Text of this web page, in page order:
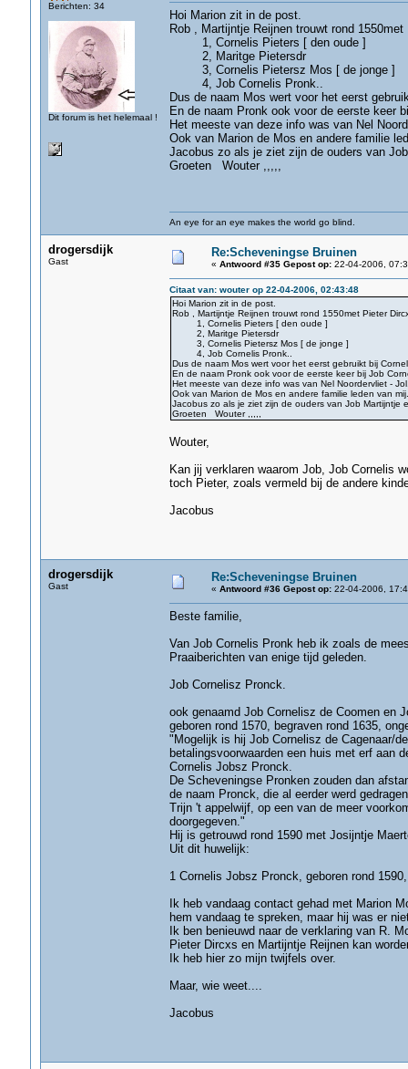
Berichten: 34
Dit forum is het helemaal !
Hoi Marion zit in de post.
Rob , Martijntje Reijnen trouwt rond
1, Cornelis Pieters [ den oude ]
2, Maritge Pietersdr
3, Cornelis Pietersz Mos [ de jonge ]
4, Job Cornelis Pronk..
Dus de naam Mos wert voor het eerst
En de naam Pronk ook voor de eerste keer
Het meeste van deze info was van Nel
Ook van Marion de Mos en andere familie
Jacobus zo als je ziet zijn de ouders van
Groeten Wouter ,,,,,
An eye for an eye makes the world go blind.
drogersdijk
Gast
Re:Scheveningse Bruinen
« Antwoord #35 Gepost op:22-04-2006,
Citaat van: wouter op 22-04-2006, 02:43:48
Hoi Marion zit in de post.
Rob , Martijntje Reijnen trouwt rond 1550met Pieter
1, Cornelis Pieters [ den oude ]
2, Maritge Pietersdr
3, Cornelis Pietersz Mos [ de jonge ]
4, Job Cornelis Pronk..
Dus de naam Mos wert voor het eerst gebruikt bij
En de naam Pronk ook voor de eerste keer bij Job
Het meeste van deze info was van Nel Noordervliet -
Ook van Marion de Mos en andere familie leden van mij.
Jacobus zo als je ziet zijn de ouders van Job Martijntje
Groeten Wouter ,,,,,
Wouter,
Kan jij verklaren waarom Job, Job Cornelis
toch Pieter, zoals vermeld bij de andere
Jacobus
drogersdijk
Gast
Re:Scheveningse Bruinen
« Antwoord #36 Gepost op:22-04-2006,
Beste familie,
Van Job Cornelis Pronk heb ik zoals de
Praaiberichten van enige tijd geleden.
Job Cornelisz Pronck.
ook genaamd Job Cornelisz de Coomen en
geboren rond 1570, begraven rond 1635,
"Mogelijk is hij Job Cornelisz de Cagenaar/
betalingsvoorwaarden een huis met erf aan
Cornelis Jobsz Pronck.
De Scheveningse Pronken zouden dan
de naam Pronck, die al eerder werd
Trijn 't appelwijf, op een van de meer
doorgegeven."
Hij is getrouwd rond 1590 met Josijntje
Uit dit huwelijk:
1 Cornelis Jobsz Pronck, geboren rond
Ik heb vandaag contact gehad met Marion
hem vandaag te spreken, maar hij was er
Ik ben benieuwd naar de verklaring van R.
Pieter Dircxs en Martijntje Reijnen kan
Ik heb hier zo mijn twijfels over.
Maar, wie weet....
Jacobus